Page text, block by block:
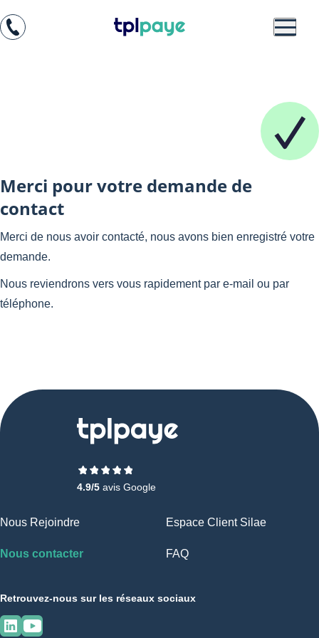
Merci pour votre demande de
contact
Merci de nous avoir contacté, nous avons bien enregistré votre
demande.
Nous reviendrons vers vous rapidement par e-mail ou par
téléphone.
4.9/5 avis Google
Nous Rejoindre
Nous contacter
Espace Client Silae
FAQ
Retrouvez-nous sur les réseaux sociaux